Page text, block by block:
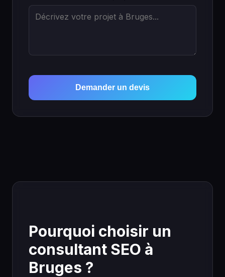
Demander un devis
Pourquoi choisir un
consultant SEO à
Bruges ?